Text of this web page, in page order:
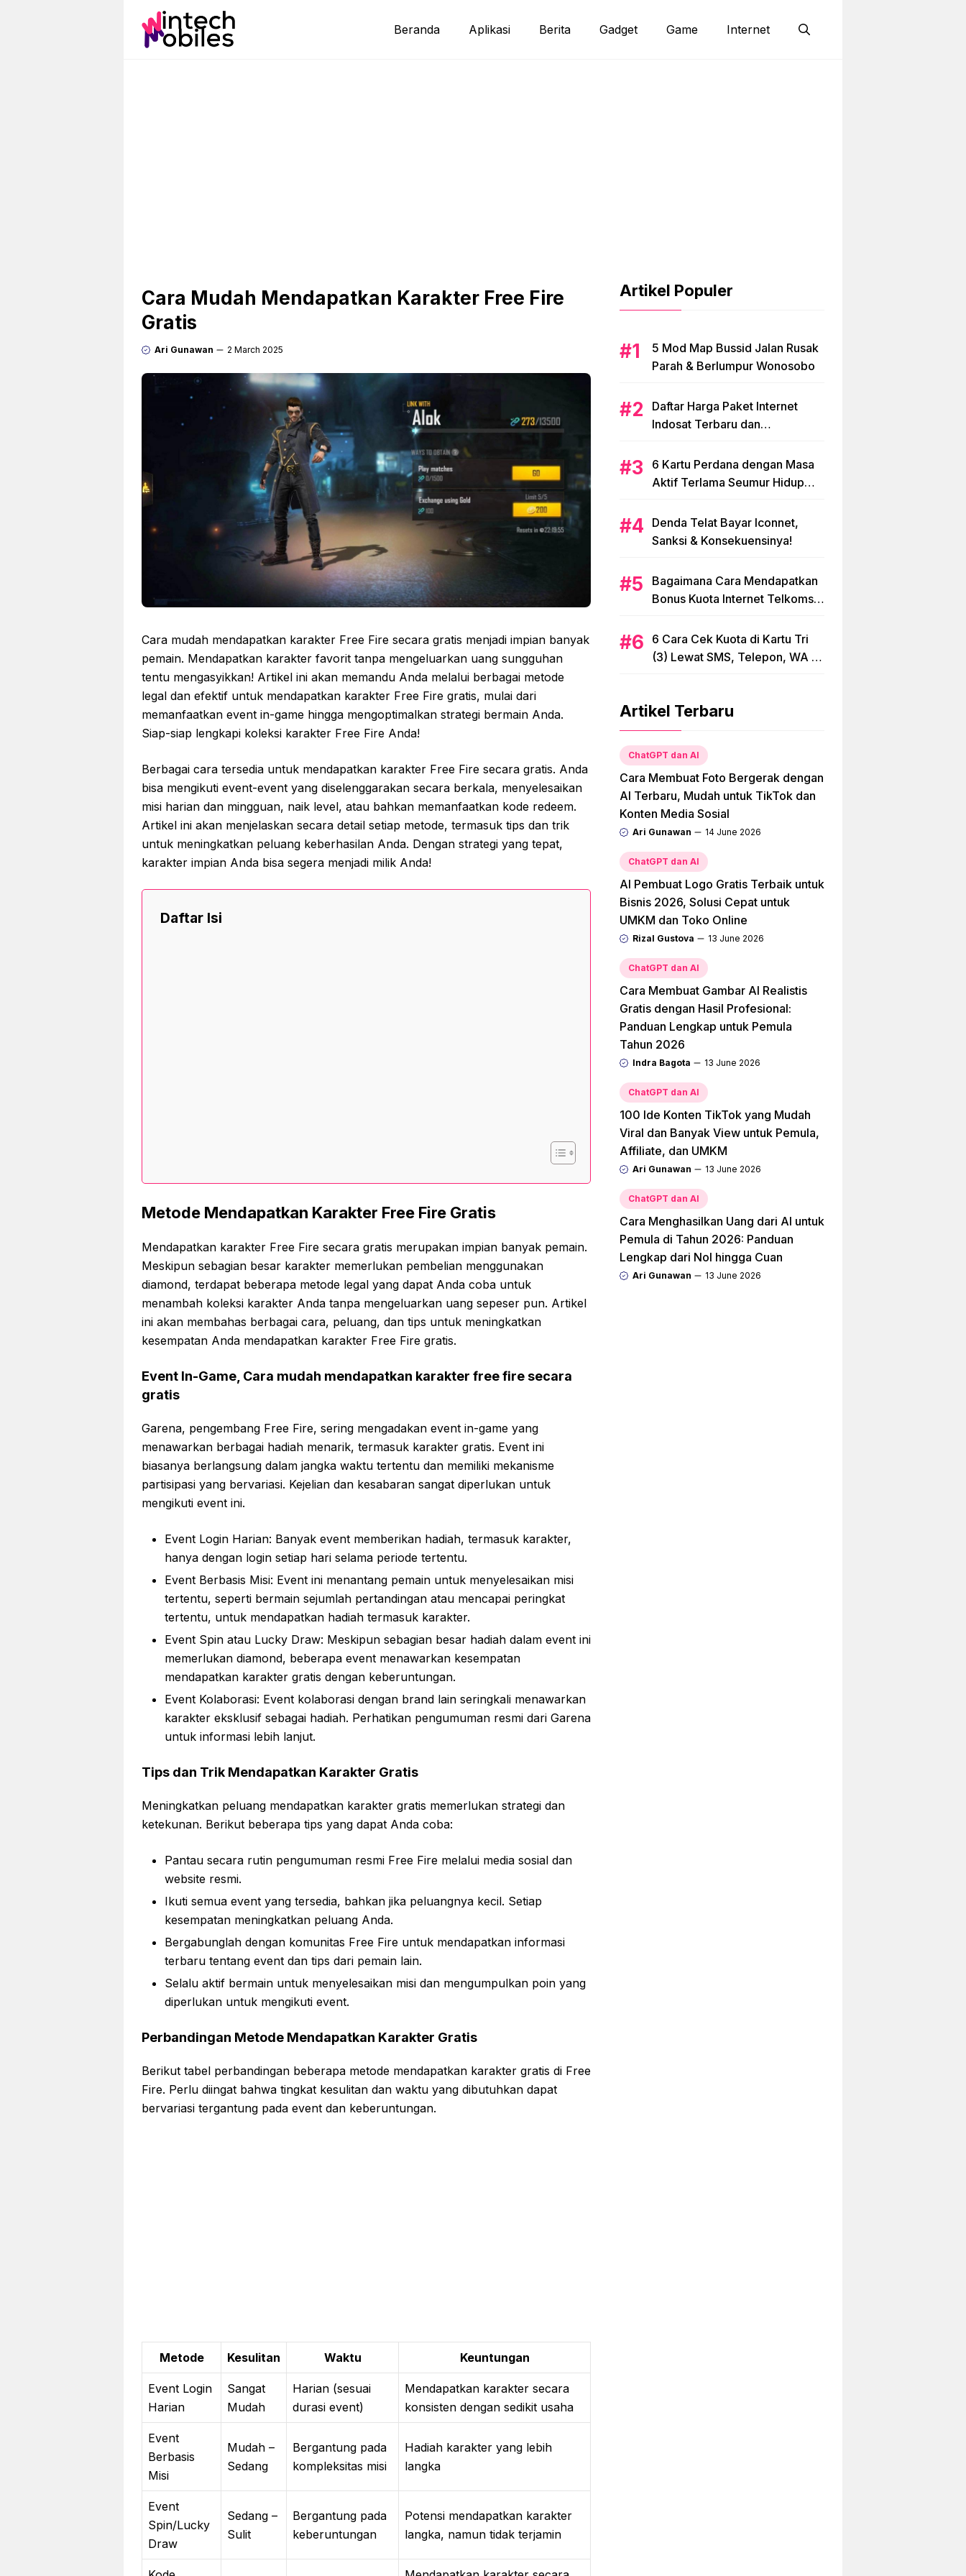
Beranda Aplikasi Berita Gadget Game Internet
Cara Mudah Mendapatkan Karakter Free Fire
Gratis
Ari Gunawan 2 March 2025
Cara mudah mendapatkan karakter Free Fire secara gratis menjadi impian banyak
pemain. Mendapatkan karakter favorit tanpa mengeluarkan uang sungguhan
tentu mengasyikkan! Artikel ini akan memandu Anda melalui berbagai metode
legal dan efektif untuk mendapatkan karakter Free Fire gratis, mulai dari
memanfaatkan event in-game hingga mengoptimalkan strategi bermain Anda.
Siap-siap lengkapi koleksi karakter Free Fire Anda!
Berbagai cara tersedia untuk mendapatkan karakter Free Fire secara gratis. Anda
bisa mengikuti event-event yang diselenggarakan secara berkala, menyelesaikan
misi harian dan mingguan, naik level, atau bahkan memanfaatkan kode redeem.
Artikel ini akan menjelaskan secara detail setiap metode, termasuk tips dan trik
untuk meningkatkan peluang keberhasilan Anda. Dengan strategi yang tepat,
karakter impian Anda bisa segera menjadi milik Anda!
Daftar Isi
Metode Mendapatkan Karakter Free Fire Gratis
Mendapatkan karakter Free Fire secara gratis merupakan impian banyak pemain.
Meskipun sebagian besar karakter memerlukan pembelian menggunakan
diamond, terdapat beberapa metode legal yang dapat Anda coba untuk
menambah koleksi karakter Anda tanpa mengeluarkan uang sepeser pun. Artikel
ini akan membahas berbagai cara, peluang, dan tips untuk meningkatkan
kesempatan Anda mendapatkan karakter Free Fire gratis.
Event In-Game, Cara mudah mendapatkan karakter free fire secara
gratis
Garena, pengembang Free Fire, sering mengadakan event in-game yang
menawarkan berbagai hadiah menarik, termasuk karakter gratis. Event ini
biasanya berlangsung dalam jangka waktu tertentu dan memiliki mekanisme
partisipasi yang bervariasi. Kejelian dan kesabaran sangat diperlukan untuk
mengikuti event ini.
Event Login Harian: Banyak event memberikan hadiah, termasuk karakter,
hanya dengan login setiap hari selama periode tertentu.
Event Berbasis Misi: Event ini menantang pemain untuk menyelesaikan misi
tertentu, seperti bermain sejumlah pertandingan atau mencapai peringkat
tertentu, untuk mendapatkan hadiah termasuk karakter.
Event Spin atau Lucky Draw: Meskipun sebagian besar hadiah dalam event ini
memerlukan diamond, beberapa event menawarkan kesempatan
mendapatkan karakter gratis dengan keberuntungan.
Event Kolaborasi: Event kolaborasi dengan brand lain seringkali menawarkan
karakter eksklusif sebagai hadiah. Perhatikan pengumuman resmi dari Garena
untuk informasi lebih lanjut.
Tips dan Trik Mendapatkan Karakter Gratis
Meningkatkan peluang mendapatkan karakter gratis memerlukan strategi dan
ketekunan. Berikut beberapa tips yang dapat Anda coba:
Pantau secara rutin pengumuman resmi Free Fire melalui media sosial dan
website resmi.
Ikuti semua event yang tersedia, bahkan jika peluangnya kecil. Setiap
kesempatan meningkatkan peluang Anda.
Bergabunglah dengan komunitas Free Fire untuk mendapatkan informasi
terbaru tentang event dan tips dari pemain lain.
Selalu aktif bermain untuk menyelesaikan misi dan mengumpulkan poin yang
diperlukan untuk mengikuti event.
Perbandingan Metode Mendapatkan Karakter Gratis
Berikut tabel perbandingan beberapa metode mendapatkan karakter gratis di Free
Fire. Perlu diingat bahwa tingkat kesulitan dan waktu yang dibutuhkan dapat
bervariasi tergantung pada event dan keberuntungan.
Metode Kesulitan Waktu Keuntungan
Event Login
Harian
Sangat
Mudah
Harian (sesuai
durasi event)
Mendapatkan karakter secara
konsisten dengan sedikit usaha
Event
Berbasis
Misi
Mudah –
Sedang
Bergantung pada
kompleksitas misi
Hadiah karakter yang lebih
langka
Event
Spin/Lucky
Draw
Sedang –
Sulit
Bergantung pada
keberuntungan
Potensi mendapatkan karakter
langka, namun tidak terjamin
Artikel Populer
5 Mod Map Bussid Jalan Rusak
Parah & Berlumpur Wonosobo
Daftar Harga Paket Internet
Indosat Terbaru dan
6 Kartu Perdana dengan Masa
Aktif Terlama Seumur Hidup
Denda Telat Bayar Iconnet,
Sanksi & Konsekuensinya!
Bagaimana Cara Mendapatkan
Bonus Kuota Internet Telkomsel
6 Cara Cek Kuota di Kartu Tri
(3) Lewat SMS, Telepon, WA &
Artikel Terbaru
ChatGPT dan AI
Cara Membuat Foto Bergerak dengan
AI Terbaru, Mudah untuk TikTok dan
Konten Media Sosial
Ari Gunawan 14 June 2026
ChatGPT dan AI
AI Pembuat Logo Gratis Terbaik untuk
Bisnis 2026, Solusi Cepat untuk
UMKM dan Toko Online
Rizal Gustova 13 June 2026
ChatGPT dan AI
Cara Membuat Gambar AI Realistis
Gratis dengan Hasil Profesional:
Panduan Lengkap untuk Pemula
Tahun 2026
Indra Bagota 13 June 2026
ChatGPT dan AI
100 Ide Konten TikTok yang Mudah
Viral dan Banyak View untuk Pemula,
Affiliate, dan UMKM
Ari Gunawan 13 June 2026
ChatGPT dan AI
Cara Menghasilkan Uang dari AI untuk
Pemula di Tahun 2026: Panduan
Lengkap dari Nol hingga Cuan
Ari Gunawan 13 June 2026